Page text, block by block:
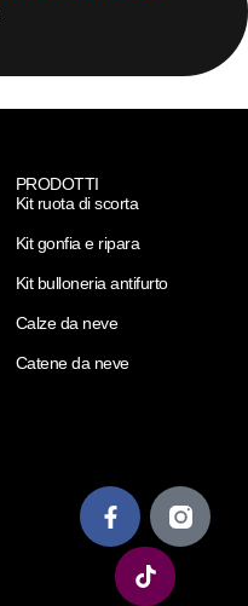
PRODOTTI
Kit ruota di scorta
Kit gonfia e ripara
Kit bulloneria antifurto
Calze da neve
Catene da neve